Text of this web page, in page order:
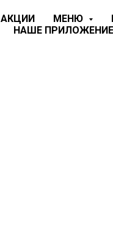
АКЦИИ МЕНЮ
НАШЕ ПРИЛОЖЕНИЕ